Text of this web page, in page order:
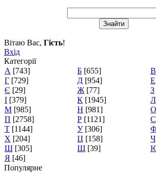
Вітаю Вас, Гість!
Вхід
Категорії
А [743] Б [655] В
Г [729] Д [954] Е
Є [29] Ж [77] З
І [379] К [1945] Л
М [985] Н [981] О
П [2758] Р [1121] С
Т [1144] У [306] Ф
Х [204] Ц [158] Ч
Ш [305] Щ [39]
Я [46]
Популярне